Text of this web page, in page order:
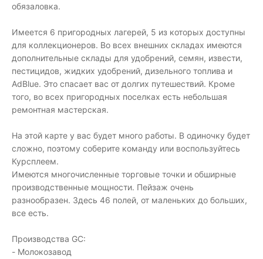
обязаловка.
Имеется 6 пригородных лагерей, 5 из которых доступны
для коллекционеров. Во всех внешних складах имеются
дополнительные склады для удобрений, семян, извести,
пестицидов, жидких удобрений, дизельного топлива и
AdBlue. Это спасает вас от долгих путешествий. Кроме
того, во всех пригородных поселках есть небольшая
ремонтная мастерская.
На этой карте у вас будет много работы. В одиночку будет
сложно, поэтому соберите команду или воспользуйтесь
Курсплеем.
Имеются многочисленные торговые точки и обширные
производственные мощности. Пейзаж очень
разнообразен. Здесь 46 полей, от маленьких до больших,
все есть.
Производства GC:
- Молокозавод